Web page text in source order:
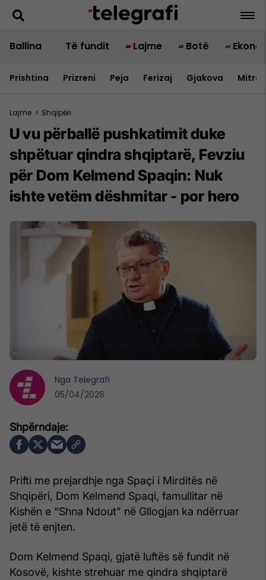
Ballina Të fundit Lajme Botë
Prishtina Prizreni Peja Ferizaj Gjakova
Lajme > Shqipëri
U vu përballë pushkatimit duke
shpëtuar qindra shqiptarë, Fevziu
për Dom Kelmend Spaqin: Nuk
ishte vetëm dëshmitar - por hero
Prifti me prejardhje nga Spaçi i Mirditës në
Shqipëri, Dom Kelmend Spaqi, famullitar në
Kishën e “Shna Ndout” në Gllogjan ka ndërruar
jetë të enjten.
Dom Kelmend Spaqi, gjatë luftës së fundit në
Kosovë, kishte strehuar me qindra shqiptarë
Nga Telegrafi
05/04/2026